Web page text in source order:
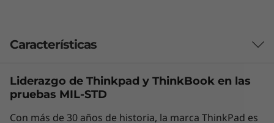
n
Características
Adaptabilidad redefinida
generación es todo lo que necesitas
Liderazgo de Thinkpad y ThinkBook en las
pruebas MIL-STD
Con más de 30 años de historia, la marca ThinkPad es